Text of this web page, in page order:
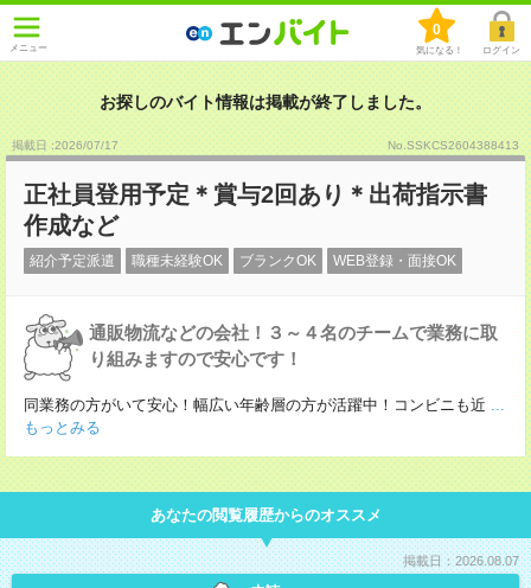
メニュー
0
気になる！ ログイン
お探しのバイト情報は掲載が終了しました。
掲載日 :2026/07/17 No.SSKCS2604388413
正社員登用予定＊賞与2回あり＊出荷指示書
作成など
紹介予定派遣 職種未経験OK ブランクOK WEB登録・面接OK
通販物流などの会社！３～４名のチームで業務に取
り組みますので安心です！
同業務の方がいて安心！幅広い年齢層の方が活躍中！コンビニも近 ...
もっとみる
あなたの閲覧履歴からのオススメ
掲載日：2026.08.07